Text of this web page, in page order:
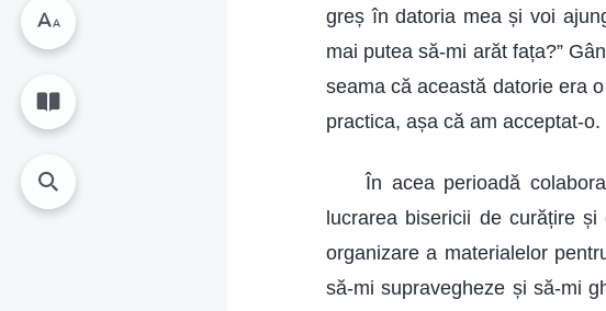
greș în datoria mea și voi
mai putea să-mi arăt fața?”
seama că această datorie era
practica, așa că am acceptat-o.
În acea perioadă
lucrarea bisericii de curățire
organizare a materialelor
să-mi supravegheze și să-mi